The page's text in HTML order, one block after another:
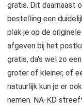
gratis. Dit daarnaast
bestelling een
plak je op de
afgeven bij het
gratis, da's wel zo
groter of kleiner, of
natuurlijk kun je er
nemen. NA-KD